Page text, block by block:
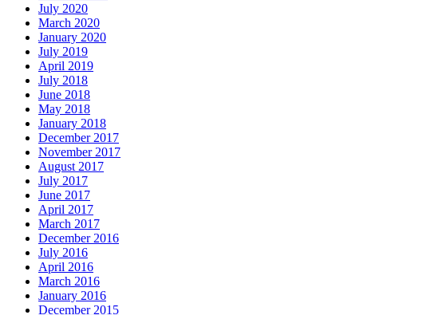
July 2020
March 2020
January 2020
July 2019
April 2019
July 2018
June 2018
May 2018
January 2018
December 2017
November 2017
August 2017
July 2017
June 2017
April 2017
March 2017
December 2016
July 2016
April 2016
March 2016
January 2016
December 2015